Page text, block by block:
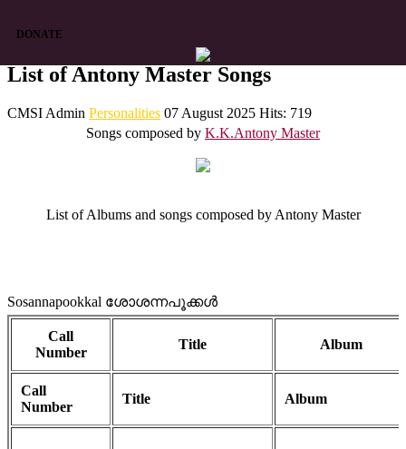
DONATE
List of Antony Master Songs
CMSI Admin Personalities 07 August 2025 Hits: 719
Songs composed by K.K.Antony Master
List of Albums and songs composed by Antony Master
Sosannapookkal ശോശന്നപൂക്കള്‍
Call
Number
Title Album
Call
Number
Title Album